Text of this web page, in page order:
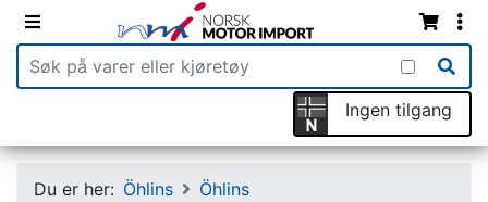
Ingen tilgang
Du er her: Öhlins
Öhlins